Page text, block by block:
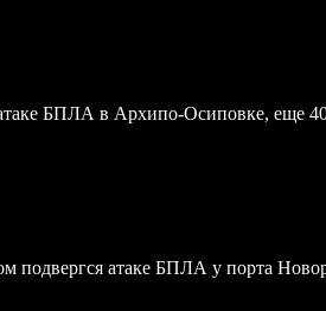
БПЛА в Архипо-Осиповке, еще 40
подвергся атаке БПЛА у порта